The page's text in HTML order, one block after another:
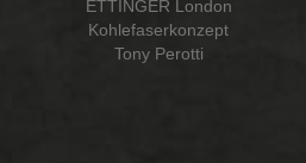
ETTINGER London
Kohlefaserkonzept
Tony Perotti